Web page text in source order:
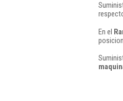
En el